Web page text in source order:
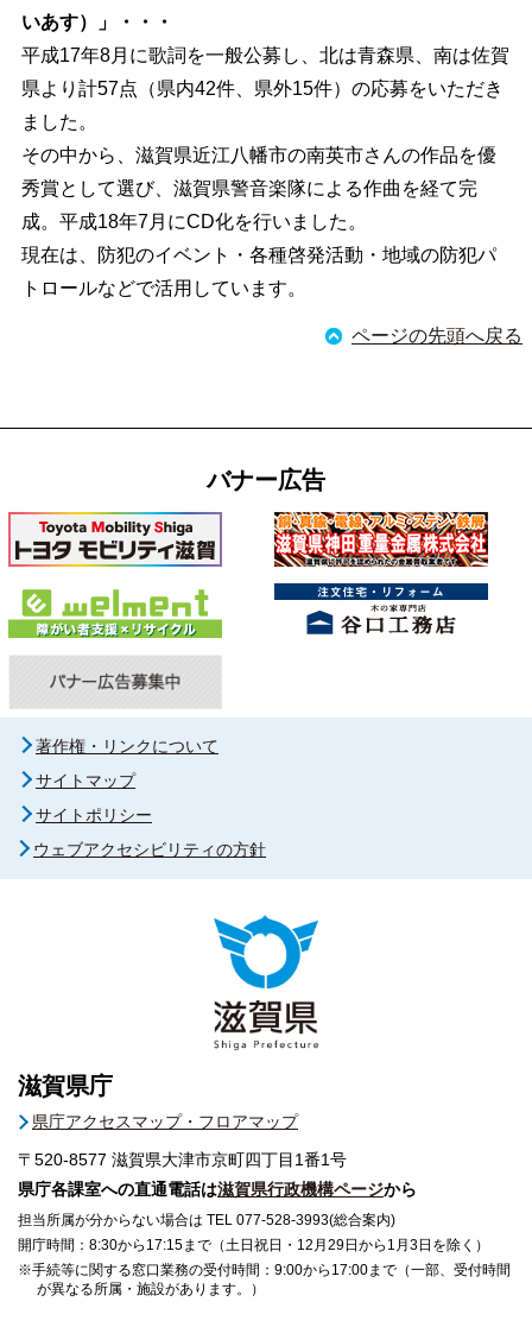
いあす）」・・・
平成17年8月に歌詞を一般公募し、北は青森県、南は佐賀
県より計57点（県内42件、県外15件）の応募をいただき
ました。
その中から、滋賀県近江八幡市の南英市さんの作品を優
秀賞として選び、滋賀県警音楽隊による作曲を経て完
成。平成18年7月にCD化を行いました。
現在は、防犯のイベント・各種啓発活動・地域の防犯パ
トロールなどで活用しています。
ページの先頭へ戻る
バナー広告
著作権・リンクについて
サイトマップ
サイトポリシー
ウェブアクセシビリティの方針
滋賀県庁
県庁アクセスマップ・フロアマップ
〒520-8577 滋賀県大津市京町四丁目1番1号
県庁各課室への直通電話は滋賀県行政機構ページから
担当所属が分からない場合は TEL 077-528-3993(総合案内)
開庁時間：8:30から17:15まで（土日祝日・12月29日から1月3日を除く）
※手続等に関する窓口業務の受付時間：9:00から17:00まで（一部、受付時間
が異なる所属・施設があります。）